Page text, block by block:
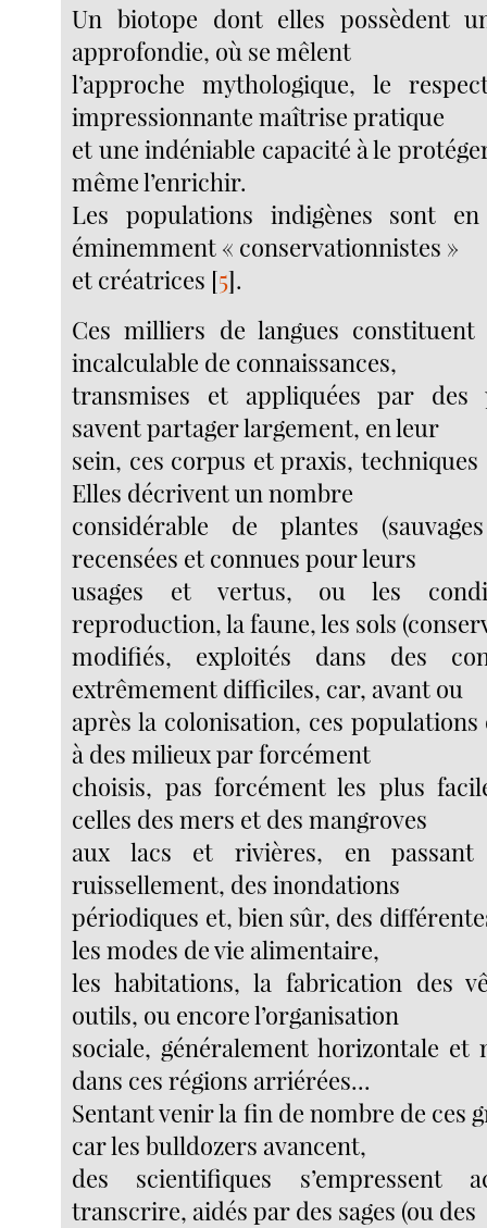
Un biotope dont elles possèdent
approfondie, où se mêlent
l’approche mythologique, le
impressionnante maîtrise pratique
et une indéniable capacité à le
même l’enrichir.
Les populations indigènes sont
éminemment « conservationnistes »
et créatrices [5].
Ces milliers de langues
incalculable de connaissances,
transmises et appliquées par des
savent partager largement, en leur
sein, ces corpus et praxis, techniques
Elles décrivent un nombre
considérable de plantes
recensées et connues pour leurs
usages et vertus, ou les
reproduction, la faune, les sols
modifiés, exploités dans des
extrêmement difficiles, car, avant ou
après la colonisation, ces populations
à des milieux par forcément
choisis, pas forcément les plus
celles des mers et des mangroves
aux lacs et rivières, en
ruissellement, des inondations
périodiques et, bien sûr, des
les modes de vie alimentaire,
les habitations, la fabrication des
outils, ou encore l’organisation
sociale, généralement horizontale et
dans ces régions arriérées...
Sentant venir la fin de nombre de ces
car les bulldozers avancent,
des scientifiques s’empressent
transcrire, aidés par des sages (ou des